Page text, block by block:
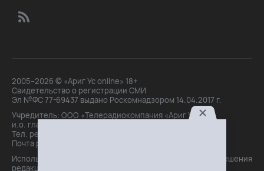
2005–2026 © «Ариг Ус online» 18+
Свидетельство о регистрации СМИ
Эл №ФС 77-69437 выдано Роскомнадзором 14.04.2017 г.
Учредитель: ООО «Телерадиокомпания «Ариг Ус»,
и.о. главного редактора: Маханова О.Б.
Тел. peдakции: +7(3012)21-30-14,
Почта peдakции: editor@arigus.tv
Использование материалов только с письменного разрешения
редакции. При цитировании прямая активная ссылка на